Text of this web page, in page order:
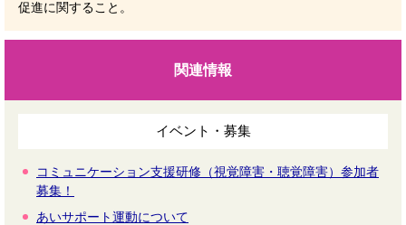
促進に関すること。
関連情報
イベント・募集
コミュニケーション支援研修（視覚障害・聴覚障害）参加者
募集！
あいサポート運動について